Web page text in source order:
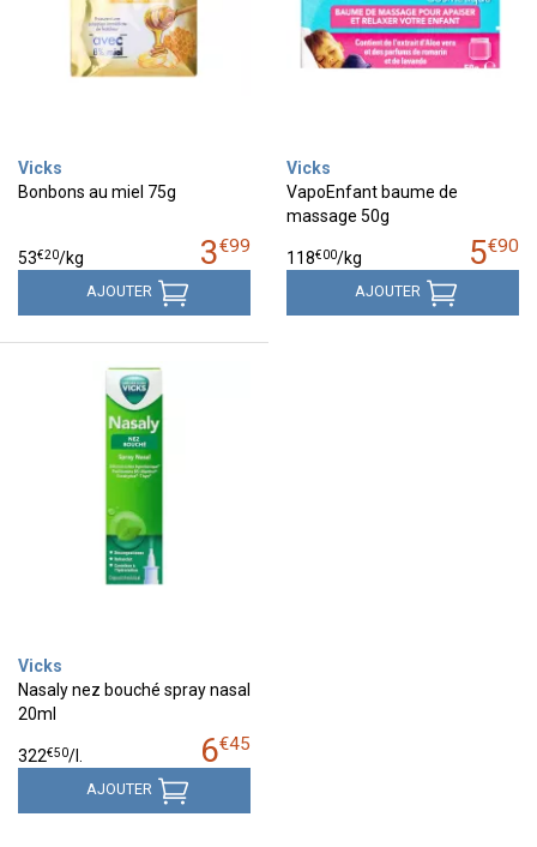
Vicks
Bonbons au miel 75g
3€99
53€20/kg
AJOUTER
Vicks
VapoEnfant baume de
massage 50g
5€90
118€00/kg
AJOUTER
Vicks
Nasaly nez bouché spray nasal
20ml
6€45
322€50/l.
AJOUTER